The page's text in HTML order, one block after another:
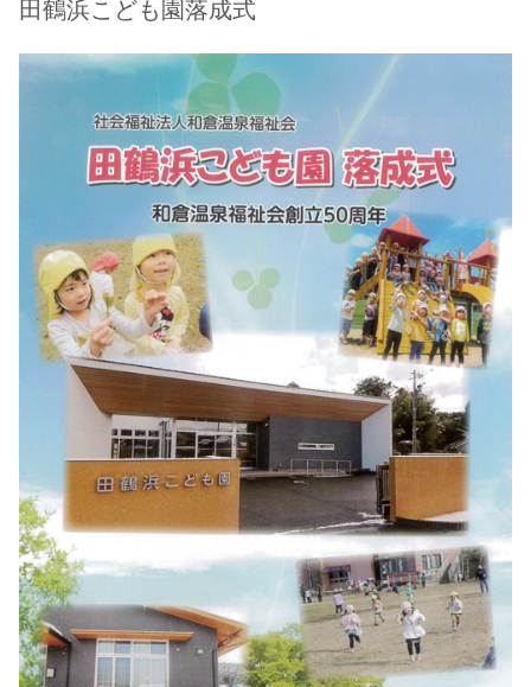
田鶴浜こども園落成式